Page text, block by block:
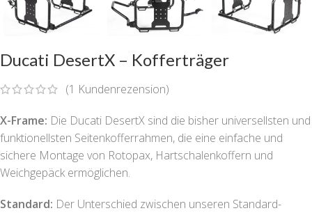
Ducati DesertX – Kofferträger
(1 Kundenrezension)
X-Frame: Die Ducati DesertX sind die bisher universellsten und
funktionellsten Seitenkofferrahmen, die eine einfache und
sichere Montage von Rotopax, Hartschalenkoffern und
Weichgepäck ermöglichen.
Standard: Der Unterschied zwischen unseren Standard-